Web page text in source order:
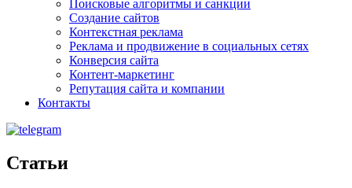
Поисковые алгоритмы и санкции
Создание сайтов
Контекстная реклама
Реклама и продвижение в социальных сетях
Конверсия сайта
Контент-маркетинг
Репутация сайта и компании
Контакты
Статьи